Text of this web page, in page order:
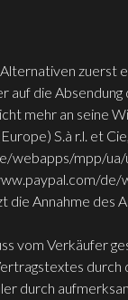
zuerst
auf die
mehr an seine
S.à r.l. et
webapps/mpp/
Annahme des
vom Verkäufer
durch